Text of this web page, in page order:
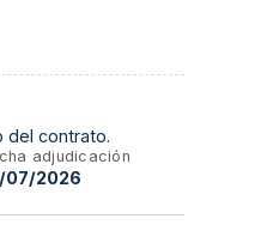
del contrato.
adjudicación
07/2026